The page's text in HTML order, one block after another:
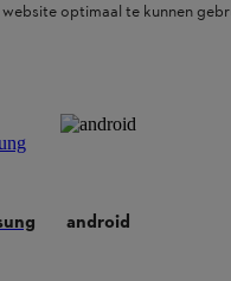
optimaal te kunnen
android